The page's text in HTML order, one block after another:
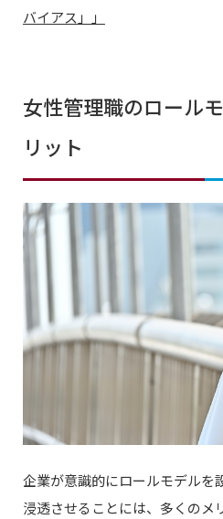
バイアス」」
女性管理職のロール
リット
企業が意識的にロールモデルを
浸透させることには、多くのメ